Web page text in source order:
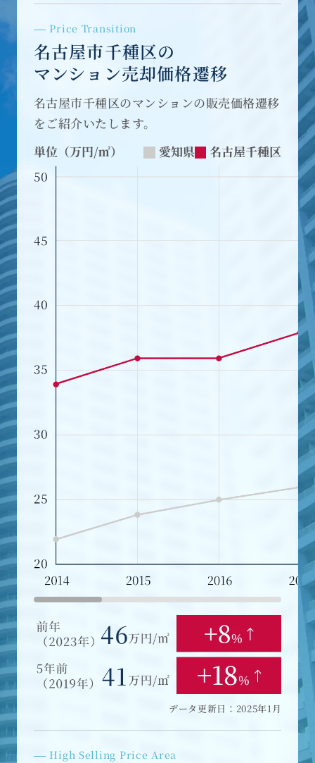
Price Transition
名古屋市千種区の
マンション売却価格遷移
名古屋市千種区のマンションの販売価格遷移
をご紹介いたします。
単位（万円/㎡）
愛知県 名古屋千種区
データ更新日：2025年1月
High Selling Price Area